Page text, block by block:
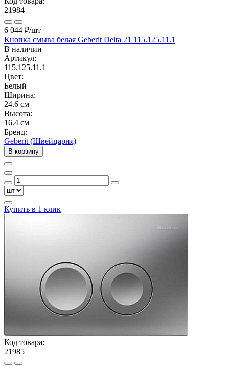
21984
6 044 ₽/шт
Кнопка смыва белая Geberit Delta 21 115.125.11.1
В наличии
Артикул:
115.125.11.1
Цвет:
Белый
Ширина:
24.6 см
Высота:
16.4 см
Бренд:
Geberit (Швейцария)
В корзину
Купить в 1 клик
Код товара:
21985